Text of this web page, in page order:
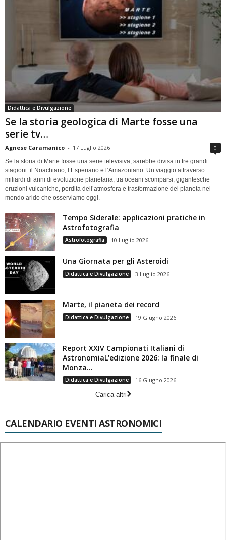
Didattica e Divulgazione
Se la storia geologica di Marte fosse una
serie tv…
Agnese Caramanico - 17 Luglio 2026 0
Se la storia di Marte fosse una serie televisiva, sarebbe divisa in tre grandi
stagioni: il Noachiano, l’Esperiano e l’Amazoniano. Un viaggio attraverso
miliardi di anni di evoluzione planetaria, tra oceani scomparsi, gigantesche
eruzioni vulcaniche, perdita dell’atmosfera e trasformazione del pianeta nel
mondo arido che osserviamo oggi.
Tempo Siderale: applicazioni pratiche in
Astrofotografia
Astrofotografia 10 Luglio 2026
Una Giornata per gli Asteroidi
Didattica e Divulgazione 3 Luglio 2026
Marte, il pianeta dei record
Didattica e Divulgazione 19 Giugno 2026
Report XXIV Campionati Italiani di
AstronomiaL'edizione 2026: la finale di
Monza...
Didattica e Divulgazione
16 Giugno 2026
Carica altri
CALENDARIO EVENTI ASTRONOMICI